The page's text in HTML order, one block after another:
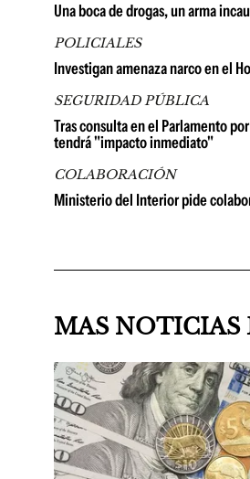
Una boca de drogas, un arma
POLICIALES
Investigan amenaza narco en el
SEGURIDAD PÚBLICA
Tras consulta en el Parlamento
tendrá "impacto inmediato"
COLABORACIÓN
Ministerio del Interior pide
MAS